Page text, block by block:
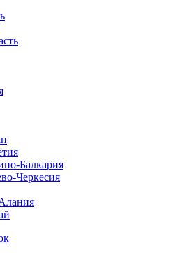
Балкария
Черкесия